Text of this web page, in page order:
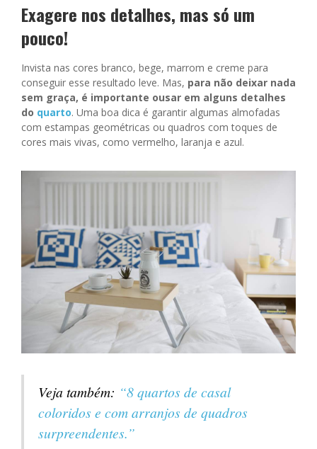
Exagere nos detalhes, mas só um
pouco!
Invista nas cores branco, bege, marrom e creme para
conseguir esse resultado leve. Mas, para não deixar nada
sem graça, é importante ousar em alguns detalhes
do quarto. Uma boa dica é garantir algumas almofadas
com estampas geométricas ou quadros com toques de
cores mais vivas, como vermelho, laranja e azul.
Veja também: “8 quartos de casal
coloridos e com arranjos de quadros
surpreendentes.”